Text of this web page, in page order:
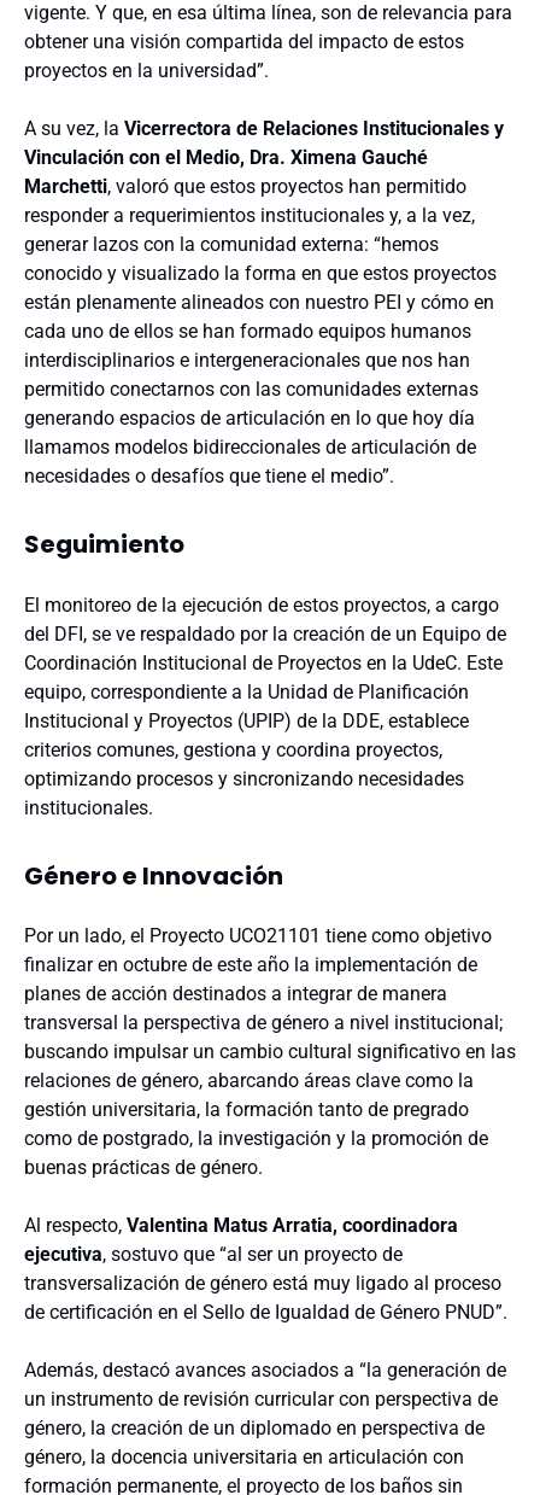
vigente. Y que, en esa última línea, son de relevancia para
obtener una visión compartida del impacto de estos
proyectos en la universidad”.
A su vez, la Vicerrectora de Relaciones Institucionales y
Vinculación con el Medio, Dra. Ximena Gauché
Marchetti, valoró que estos proyectos han permitido
responder a requerimientos institucionales y, a la vez,
generar lazos con la comunidad externa: “hemos
conocido y visualizado la forma en que estos proyectos
están plenamente alineados con nuestro PEI y cómo en
cada uno de ellos se han formado equipos humanos
interdisciplinarios e intergeneracionales que nos han
permitido conectarnos con las comunidades externas
generando espacios de articulación en lo que hoy día
llamamos modelos bidireccionales de articulación de
necesidades o desafíos que tiene el medio”.
Seguimiento
El monitoreo de la ejecución de estos proyectos, a cargo
del DFI, se ve respaldado por la creación de un Equipo de
Coordinación Institucional de Proyectos en la UdeC. Este
equipo, correspondiente a la Unidad de Planificación
Institucional y Proyectos (UPIP) de la DDE, establece
criterios comunes, gestiona y coordina proyectos,
optimizando procesos y sincronizando necesidades
institucionales.
Género e Innovación
Por un lado, el Proyecto UCO21101 tiene como objetivo
finalizar en octubre de este año la implementación de
planes de acción destinados a integrar de manera
transversal la perspectiva de género a nivel institucional;
buscando impulsar un cambio cultural significativo en las
relaciones de género, abarcando áreas clave como la
gestión universitaria, la formación tanto de pregrado
como de postgrado, la investigación y la promoción de
buenas prácticas de género.
Al respecto, Valentina Matus Arratia, coordinadora
ejecutiva, sostuvo que “al ser un proyecto de
transversalización de género está muy ligado al proceso
de certificación en el Sello de Igualdad de Género PNUD”.
Además, destacó avances asociados a “la generación de
un instrumento de revisión curricular con perspectiva de
género, la creación de un diplomado en perspectiva de
género, la docencia universitaria en articulación con
formación permanente, el proyecto de los baños sin